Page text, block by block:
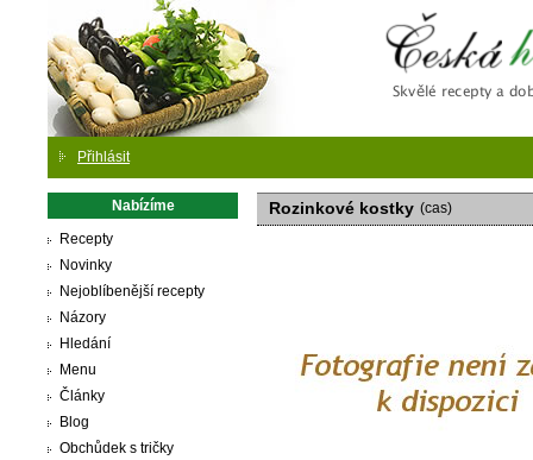
Přihlásit
Nabízíme
Recepty
Novinky
Nejoblíbenější recepty
Názory
Hledání
Menu
Články
Blog
Obchůdek s tričky
Rozinkové kostky (cas)